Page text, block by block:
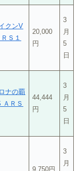
クンV
Ｓ１
20,000
円
3
月
5
日
ナの覇
ＡＲＳ
44,444
円
3
月
5
日
9,750円
3
月